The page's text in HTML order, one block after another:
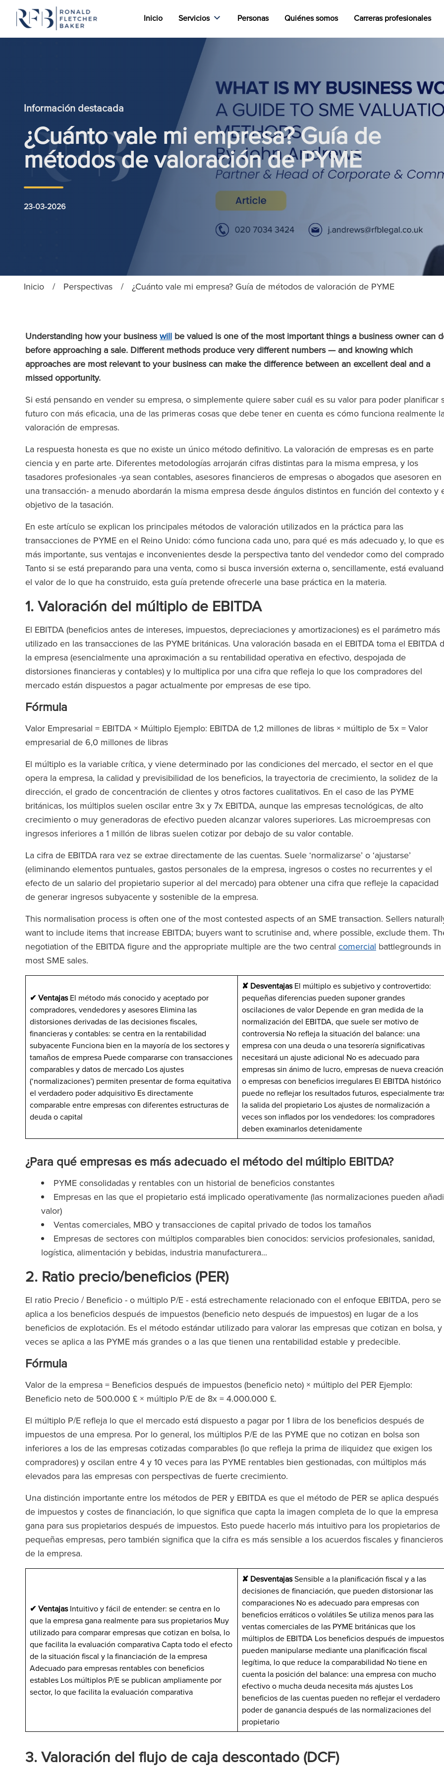
Inicio Servicios Personas Quiénes somos Carreras profesionales
Información destacada
¿Cuánto vale mi empresa? Guía de
métodos de valoración de PYME
23-03-2026
Inicio / Perspectivas / ¿Cuánto vale mi empresa? Guía de métodos de valoración de PYME
Understanding how your businesswill be valued is one of the most important things a business owner can
before approaching a sale. Different methods produce very different numbers — and knowing which
approaches are most relevant to your business can make the difference between an excellent deal and a
missed opportunity.
Si está pensando en vender su empresa, o simplemente quiere saber cuál es su valor para poder planificar
futuro con más eficacia, una de las primeras cosas que debe tener en cuenta es cómo funciona realmente
valoración de empresas.
La respuesta honesta es que no existe un único método definitivo. La valoración de empresas es en parte
ciencia y en parte arte. Diferentes metodologías arrojarán cifras distintas para la misma empresa, y los
tasadores profesionales -ya sean contables, asesores financieros de empresas o abogados que asesoren en
una transacción- a menudo abordarán la misma empresa desde ángulos distintos en función del contexto y
objetivo de la tasación.
En este artículo se explican los principales métodos de valoración utilizados en la práctica para las
transacciones de PYME en el Reino Unido: cómo funciona cada uno, para qué es más adecuado y, lo que es
más importante, sus ventajas e inconvenientes desde la perspectiva tanto del vendedor como del
Tanto si se está preparando para una venta, como si busca inversión externa o, sencillamente, está
el valor de lo que ha construido, esta guía pretende ofrecerle una base práctica en la materia.
1. Valoración del múltiplo de EBITDA
El EBITDA (beneficios antes de intereses, impuestos, depreciaciones y amortizaciones) es el parámetro más
utilizado en las transacciones de las PYME británicas. Una valoración basada en el EBITDA toma el EBITDA
la empresa (esencialmente una aproximación a su rentabilidad operativa en efectivo, despojada de
distorsiones financieras y contables) y lo multiplica por una cifra que refleja lo que los compradores del
mercado están dispuestos a pagar actualmente por empresas de ese tipo.
Fórmula
Valor Empresarial = EBITDA × Múltiplo Ejemplo: EBITDA de 1,2 millones de libras × múltiplo de 5x = Valor
empresarial de 6,0 millones de libras
El múltiplo es la variable crítica, y viene determinado por las condiciones del mercado, el sector en el que
opera la empresa, la calidad y previsibilidad de los beneficios, la trayectoria de crecimiento, la solidez de la
dirección, el grado de concentración de clientes y otros factores cualitativos. En el caso de las PYME
británicas, los múltiplos suelen oscilar entre 3x y 7x EBITDA, aunque las empresas tecnológicas, de alto
crecimiento o muy generadoras de efectivo pueden alcanzar valores superiores. Las microempresas con
ingresos inferiores a 1 millón de libras suelen cotizar por debajo de su valor contable.
La cifra de EBITDA rara vez se extrae directamente de las cuentas. Suele ‘normalizarse’ o ‘ajustarse’
(eliminando elementos puntuales, gastos personales de la empresa, ingresos o costes no recurrentes y el
efecto de un salario del propietario superior al del mercado) para obtener una cifra que refleje la capacidad
de generar ingresos subyacente y sostenible de la empresa.
This normalisation process is often one of the most contested aspects of an SME transaction. Sellers
want to include items that increase EBITDA; buyers want to scrutinise and, where possible, exclude them.
negotiation of the EBITDA figure and the appropriate multiple are the two central comercial battlegrounds in
most SME sales.
✔ VentajasEl método más conocido y aceptado por
compradores, vendedores y asesores Elimina las
distorsiones derivadas de las decisiones fiscales,
financieras y contables: se centra en la rentabilidad
subyacente Funciona bien en la mayoría de los sectores y
tamaños de empresa Puede compararse con transacciones
comparables y datos de mercado Los ajustes
(‘normalizaciones’) permiten presentar de forma equitativa
el verdadero poder adquisitivo Es directamente
comparable entre empresas con diferentes estructuras de
deuda o capital
✘ DesventajasEl múltiplo es subjetivo y controvertido:
pequeñas diferencias pueden suponer grandes
oscilaciones de valor Depende en gran medida de la
normalización del EBITDA, que suele ser motivo de
controversia No refleja la situación del balance: una
empresa con una deuda o una tesorería significativas
necesitará un ajuste adicional No es adecuado para
empresas sin ánimo de lucro, empresas de nueva creación
o empresas con beneficios irregulares El EBITDA histórico
puede no reflejar los resultados futuros, especialmente
la salida del propietario Los ajustes de normalización a
veces son inflados por los vendedores: los compradores
deben examinarlos detenidamente
¿Para qué empresas es más adecuado el método del múltiplo EBITDA?
PYME consolidadas y rentables con un historial de beneficios constantes
Empresas en las que el propietario está implicado operativamente (las normalizaciones pueden
valor)
Ventas comerciales, MBO y transacciones de capital privado de todos los tamaños
Empresas de sectores con múltiplos comparables bien conocidos: servicios profesionales, sanidad,
logística, alimentación y bebidas, industria manufacturera...
2. Ratio precio/beneficios (PER)
El ratio Precio / Beneficio - o múltiplo P/E - está estrechamente relacionado con el enfoque EBITDA, pero se
aplica a los beneficios después de impuestos (beneficio neto después de impuestos) en lugar de a los
beneficios de explotación. Es el método estándar utilizado para valorar las empresas que cotizan en bolsa, y
veces se aplica a las PYME más grandes o a las que tienen una rentabilidad estable y predecible.
Fórmula
Valor de la empresa = Beneficios después de impuestos (beneficio neto) × múltiplo del PER Ejemplo:
Beneficio neto de 500.000 £ × múltiplo P/E de 8x = 4.000.000 £.
El múltiplo P/E refleja lo que el mercado está dispuesto a pagar por 1 libra de los beneficios después de
impuestos de una empresa. Por lo general, los múltiplos P/E de las PYME que no cotizan en bolsa son
inferiores a los de las empresas cotizadas comparables (lo que refleja la prima de iliquidez que exigen los
compradores) y oscilan entre 4 y 10 veces para las PYME rentables bien gestionadas, con múltiplos más
elevados para las empresas con perspectivas de fuerte crecimiento.
Una distinción importante entre los métodos de PER y EBITDA es que el método de PER se aplica después
de impuestos y costes de financiación, lo que significa que capta la imagen completa de lo que la empresa
gana para sus propietarios después de impuestos. Esto puede hacerlo más intuitivo para los propietarios de
pequeñas empresas, pero también significa que la cifra es más sensible a los acuerdos fiscales y financieros
de la empresa.
✔ VentajasIntuitivo y fácil de entender: se centra en lo
que la empresa gana realmente para sus propietarios Muy
utilizado para comparar empresas que cotizan en bolsa, lo
que facilita la evaluación comparativa Capta todo el efecto
de la situación fiscal y la financiación de la empresa
Adecuado para empresas rentables con beneficios
estables Los múltiplos P/E se publican ampliamente por
sector, lo que facilita la evaluación comparativa
✘ DesventajasSensible a la planificación fiscal y a las
decisiones de financiación, que pueden distorsionar las
comparaciones No es adecuado para empresas con
beneficios erráticos o volátiles Se utiliza menos para las
ventas comerciales de las PYME británicas que los
múltiplos de EBITDA Los beneficios después de impuestos
pueden manipularse mediante una planificación fiscal
legítima, lo que reduce la comparabilidad No tiene en
cuenta la posición del balance: una empresa con mucho
efectivo o mucha deuda necesita más ajustes Los
beneficios de las cuentas pueden no reflejar el verdadero
poder de ganancia después de las normalizaciones del
propietario
3. Valoración del flujo de caja descontado (DCF)